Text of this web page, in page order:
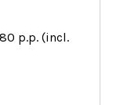
p.p. (incl.